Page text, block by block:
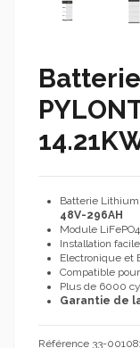
Batterie Lithium
48V-296AH
Module
Installation
Electronique et
Compatible
Plus de 6000
Garantie de
Référence 33-